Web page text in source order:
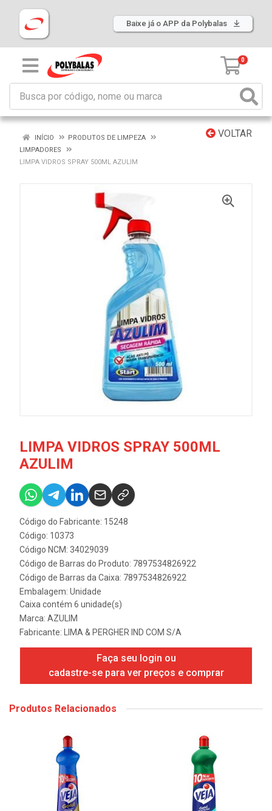
Baixe já o APP da Polybalas
0
VOLTAR
INÍCIO
PRODUTOS DE LIMPEZA
LIMPADORES
LIMPA VIDROS SPRAY 500ML AZULIM
LIMPA VIDROS SPRAY 500ML
AZULIM
Código do Fabricante: 15248
Código: 10373
Código NCM: 34029039
Código de Barras do Produto: 7897534826922
Código de Barras da Caixa: 7897534826922
Embalagem: Unidade
Caixa contém 6 unidade(s)
Marca: AZULIM
Fabricante:
LIMA & PERGHER IND COM S/A
Faça seu login ou
cadastre-se para ver preços e comprar
Produtos Relacionados